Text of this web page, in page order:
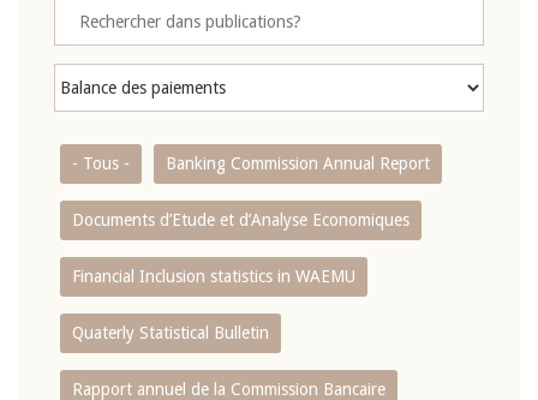
- Tous - Banking Commission Annual Report
Documents d’Etude et d’Analyse Economiques
Financial Inclusion statistics in WAEMU
Quaterly Statistical Bulletin
Rapport annuel de la Commission Bancaire